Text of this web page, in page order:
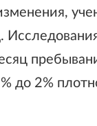
до 2%